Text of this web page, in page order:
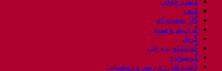
کیف
گاز صفحه ای
گردنبند و ست
گریل
گوشتکوب برقی
گوشواره
لامپ شارژی، نور و روشنایی